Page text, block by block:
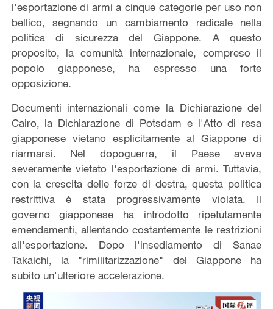
l'esportazione di armi a cinque categorie per uso non
bellico, segnando un cambiamento radicale nella
politica di sicurezza del Giappone. A questo
proposito, la comunità internazionale, compreso il
popolo giapponese, ha espresso una forte
opposizione.
Documenti internazionali come la Dichiarazione del
Cairo, la Dichiarazione di Potsdam e l'Atto di resa
giapponese vietano esplicitamente al Giappone di
riarmarsi. Nel dopoguerra, il Paese aveva
severamente vietato l'esportazione di armi. Tuttavia,
con la crescita delle forze di destra, questa politica
restrittiva è stata progressivamente violata. Il
governo giapponese ha introdotto ripetutamente
emendamenti, allentando costantemente le restrizioni
all'esportazione. Dopo l'insediamento di Sanae
Takaichi, la "rimilitarizzazione" del Giappone ha
subito un'ulteriore accelerazione.